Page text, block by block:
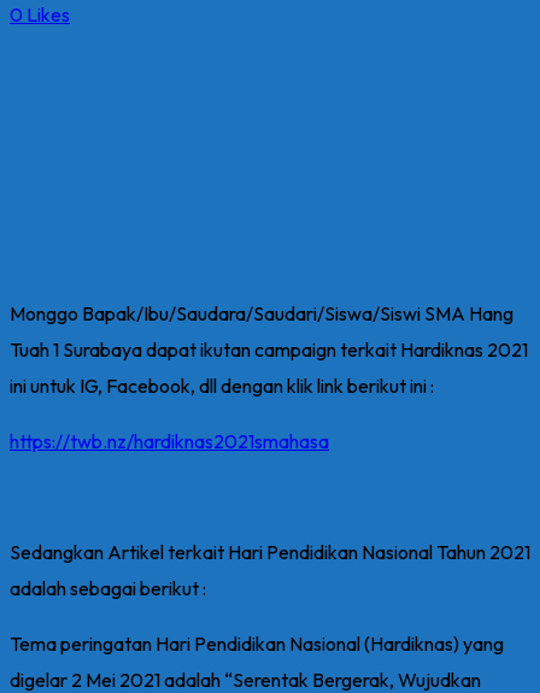
0 Likes
Monggo Bapak/Ibu/Saudara/Saudari/Siswa/Siswi SMA Hang
Tuah 1 Surabaya dapat ikutan campaign terkait Hardiknas 2021
ini untuk IG, Facebook, dll dengan klik link berikut ini :
https://twb.nz/hardiknas2021smahasa
Sedangkan Artikel terkait Hari Pendidikan Nasional Tahun 2021
adalah sebagai berikut :
Tema peringatan Hari Pendidikan Nasional (Hardiknas) yang
digelar 2 Mei 2021 adalah “Serentak Bergerak, Wujudkan